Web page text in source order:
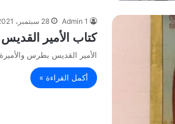
Admin 1 28 سبتمبر، 2021
كتاب الأمير
الأمير القديس بطرس
أكمل القراءة »